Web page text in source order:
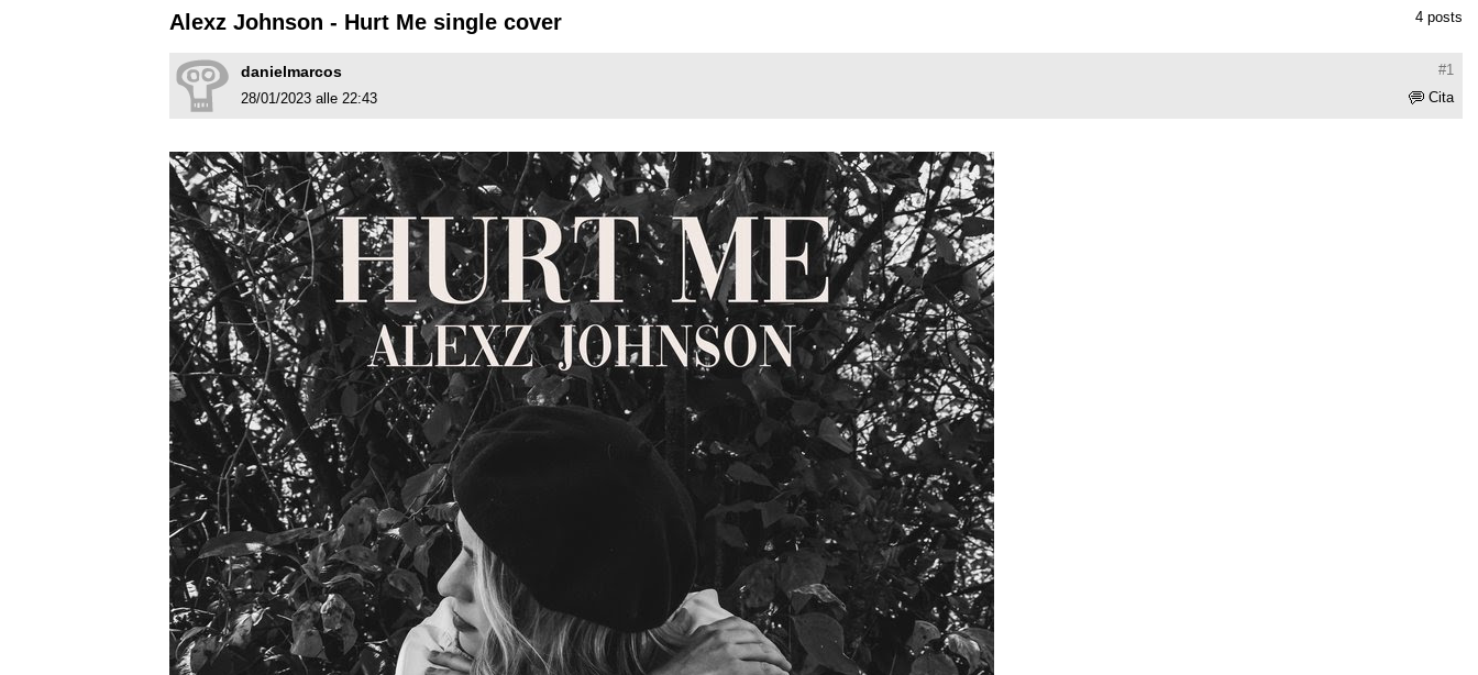
4 posts
Alexz Johnson - Hurt Me single cover
#1
danielmarcos
Cita
28/01/2023 alle 22:43